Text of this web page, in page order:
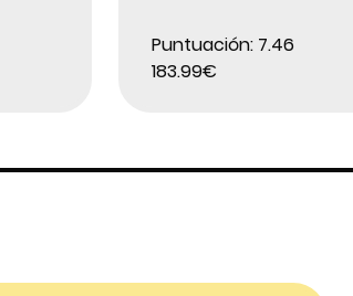
Puntuación: 7.46
183.99€